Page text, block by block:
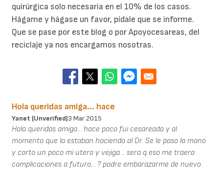
quirúrgica solo necesaria en el 10% de los casos.
Hágame y hágase un favor, pídale que se informe.
Que se pase por este blog o por Apoyocesareas, del
reciclaje ya nos encargamos nosotras.
Hola queridas amiga... hace
Yanet (unverified)3 Mar 2015
Hola queridas amiga... hace poco fui cesareada y al
momento que la estaban haciendo al Dr. Se le paso la mano
y corto un poco mi utero y vejiga .. sera q eso me traera
complicaciones a futuro... ? podre embarazarme de nuevo